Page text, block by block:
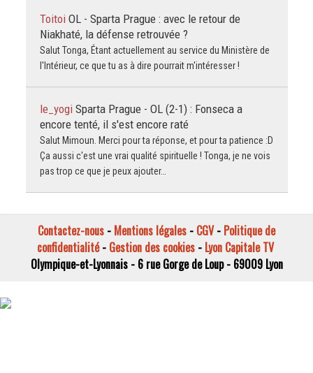
Toitoi OL - Sparta Prague : avec le retour de
Niakhaté, la défense retrouvée ?
Salut Tonga, Étant actuellement au service du Ministère de
l'Intérieur, ce que tu as à dire pourrait m'intéresser !
le_yogi Sparta Prague - OL (2-1) : Fonseca a
encore tenté, il s'est encore raté
Salut Mimoun. Merci pour ta réponse, et pour ta patience :D
Ça aussi c'est une vrai qualité spirituelle ! Tonga, je ne vois
pas trop ce que je peux ajouter…
Contactez-nous - Mentions légales - CGV- Politique de
confidentialité- Gestion des cookies- Lyon Capitale TV
Olympique-et-Lyonnais - 6 rue Gorge de Loup - 69009 Lyon